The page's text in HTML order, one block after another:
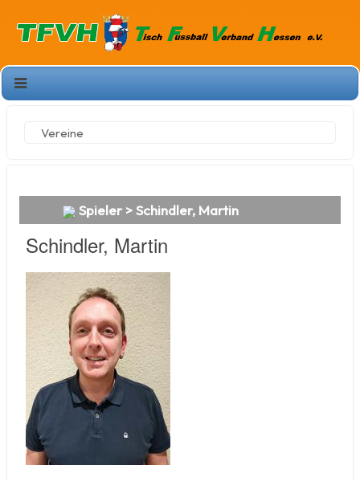
Vereine
Spieler > Schindler, Martin
Schindler, Martin